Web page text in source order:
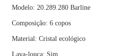
Modelo: 20.289.280 Barline
Composição: 6 copos
Material: Cristal ecológico
Lava-louça: Sim